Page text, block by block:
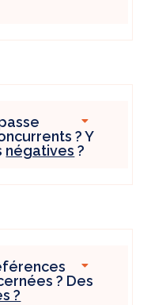
? Y
négatives ?
? Des
?